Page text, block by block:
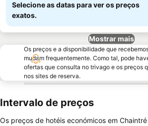
Selecione as datas para ver os preços
exatos.
Mostrar mais
Os preços e a disponibilidade que
mudam frequentemente. Como tal, pode
ofertas que consulta no trivago e os preços
nos sites de reserva.
Intervalo de preços
Os preços de hotéis económicos em